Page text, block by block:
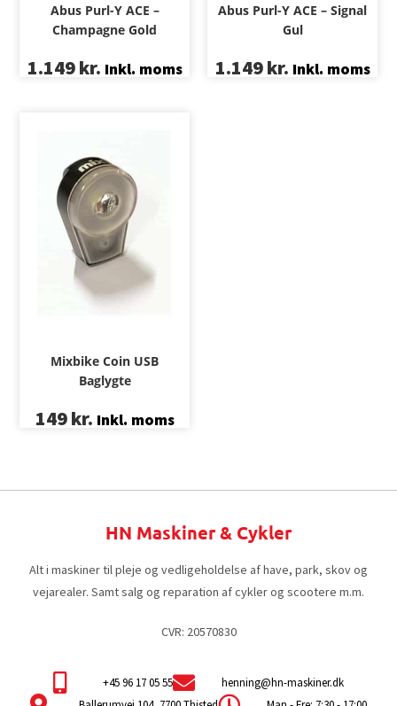
Abus Purl-Y ACE –
Champagne Gold
1.149kr. Inkl. moms
Abus Purl-Y ACE – Signal
Gul
1.149kr. Inkl. moms
Mixbike Coin USB
Baglygte
149kr. Inkl. moms
HN Maskiner & Cykler
Alt i maskiner til pleje og vedligeholdelse af have, park, skov og
vejarealer. Samt salg og reparation af cykler og scootere m.m.
CVR: 20570830
+45 96 17 05 55
henning@hn-maskiner.dk